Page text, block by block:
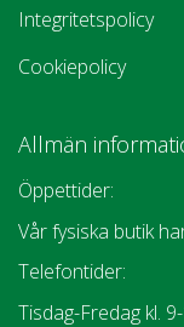
Integritetspolicy
Cookiepolicy
Allmän
Öppettider:
Vår fysiska butik
Telefontider:
Tisdag-Fredag kl.